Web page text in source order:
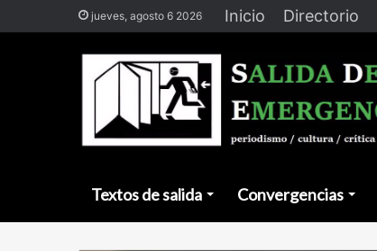
jueves, agosto 6 2026 Inicio Directorio
Textos de salida Convergencias